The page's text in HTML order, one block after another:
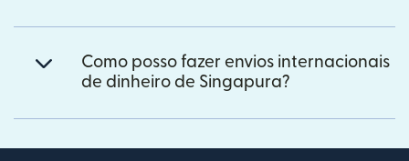
Como posso fazer envios internacionais
de dinheiro de Singapura?